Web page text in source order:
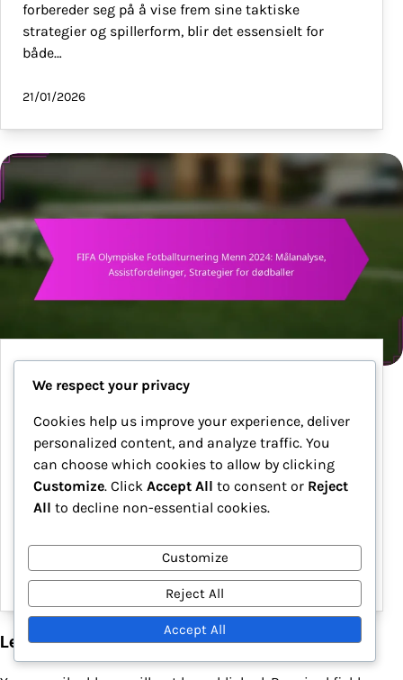
forbereder seg på å vise frem sine taktiske
strategier og spillerform, blir det essensielt for
både…
21/01/2026
FIFA Olympiske Fotballturnering Menn 2024:
Målanalyse, Assistfordelinger, Strategier for
dødballer
FIFA Olympic Football Tournament Men 2024 gir en
unik mulighet til å analysere nøkkelmetrikker som
måletype, assistbidrag og strategier for dødballer.
Ved å undersøke de taktiske tilnærmingene som
28/01/2026
Leave a Reply
We respect your privacy
Cookies help us improve your experience, deliver
personalized content, and analyze traffic. You
can choose which cookies to allow by clicking
Customize. Click Accept All to consent or Reject
All to decline non-essential cookies.
Customize
Reject All
Accept All